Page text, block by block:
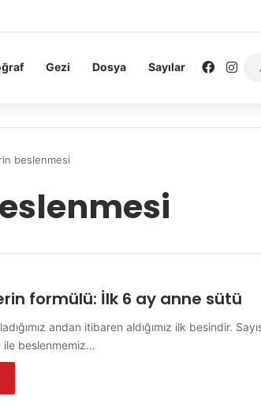
Gezi Dosya Sayılar
beslenmesi
formülü: İlk 6 ay anne sütü
andan itibaren aldığımız ilk besindir.
ile beslenmemiz…